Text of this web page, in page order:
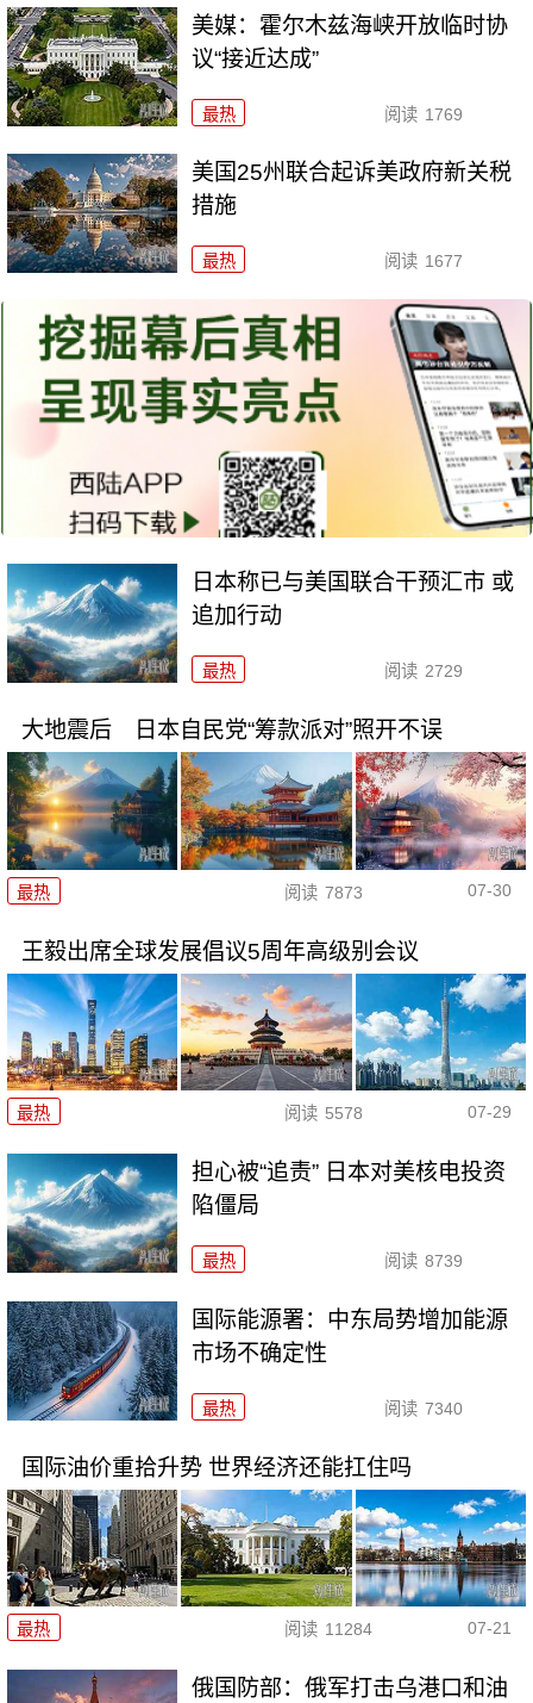
美媒：霍尔木兹海峡开放临时协
议“接近达成”
最热 阅读 1769
美国25州联合起诉美政府新关税
措施
最热 阅读 1677
日本称已与美国联合干预汇市 或
追加行动
最热 阅读 2729
大地震后 日本自民党“筹款派对”照开不误
最热 阅读 7873 07-30
王毅出席全球发展倡议5周年高级别会议
最热 阅读 5578 07-29
担心被“追责” 日本对美核电投资
陷僵局
最热 阅读 8739
国际能源署：中东局势增加能源
市场不确定性
最热 阅读 7340
国际油价重拾升势 世界经济还能扛住吗
最热 阅读 11284 07-21
俄国防部：俄军打击乌港口和油